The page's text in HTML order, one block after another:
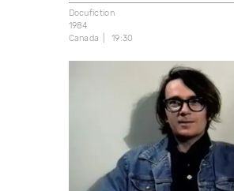
Docufiction
1984
Canada
19:30